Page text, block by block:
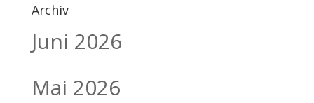
Archiv
Juni 2026
Mai 2026